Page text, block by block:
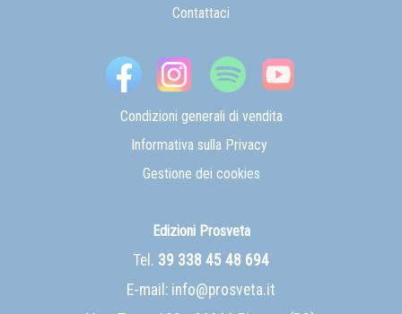
Contattaci
Condizioni generali di vendita
Informativa sulla Privacy
Gestione dei cookies
Edizioni Prosveta
Tel. 39 338 45 48 694
E-mail: info@prosveta.it